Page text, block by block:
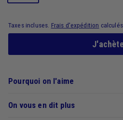
Taxes incluses. Frais d'expédition
Pourquoi on l'aime
On vous en dit plus